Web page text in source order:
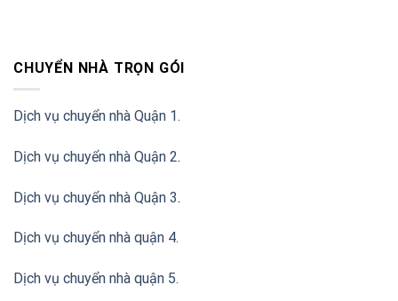
CHUYỂN NHÀ TRỌN GÓI
Dịch vụ chuyển nhà Quận 1.
Dịch vụ chuyển nhà Quận 2.
Dịch vụ chuyển nhà Quận 3.
Dịch vụ chuyển nhà quận 4.
Dịch vụ chuyển nhà quận 5.